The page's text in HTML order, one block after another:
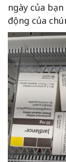
ngày của
động của